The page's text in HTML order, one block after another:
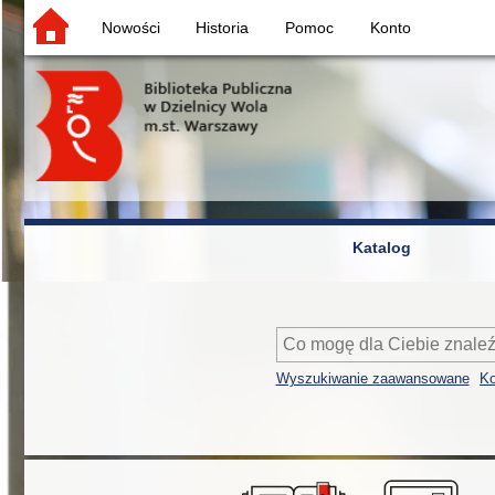
Nowości Historia Pomoc Konto
Katalog
Wyszukiwanie zaawansowane